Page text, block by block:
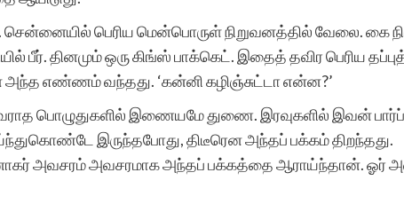
பெரிய மென்பொருள் நிறுவனத்தில் வேலை. கை
பீர். தினமும் ஒரு கிங்ஸ் பாக்கெட். இதைத் தவிர பெரிய
எண்ணம் வந்தது. ‘கன்னி கழிஞ்சுட்டா என்ன?’
பொழுதுகளில் இணையமே துணை. இரவுகளில் இவன்
இருந்தபோது, திடீரென அந்தப் பக்கம் திறந்தது.
அவசரம் அவசரமாக அந்தப் பக்கத்தை ஆராய்ந்தான். ஓர்